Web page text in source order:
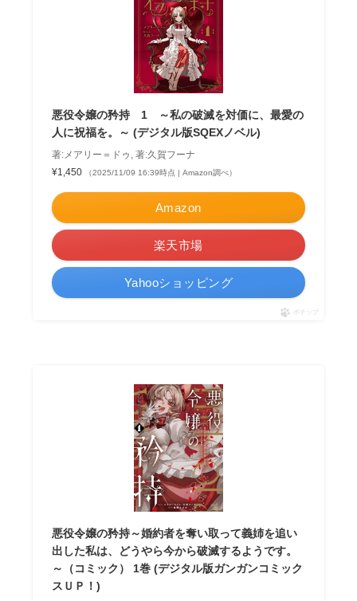
悪役令嬢の矜持 1 ～私の破滅を対価に、最愛の
人に祝福を。～ (デジタル版SQEXノベル)
著:メアリー＝ドゥ, 著:久賀フーナ
¥1,450
（2025/11/09 16:39時点 | Amazon調べ）
Amazon
楽天市場
Yahooショッピング
ポチップ
悪役令嬢の矜持～婚約者を奪い取って義姉を追い
出した私は、どうやら今から破滅するようです。
～（コミック） 1巻 (デジタル版ガンガンコミック
スＵＰ！)